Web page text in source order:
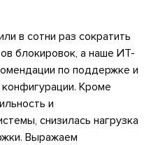
в сотни раз сократить
блокировок, а наше ИТ-
по поддержке и
Кроме
и
снизилась нагрузка
Выражаем